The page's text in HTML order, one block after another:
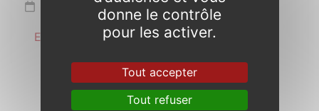
Dimanche 6 décembre de 10h30 à 11h30
En savoir plus
donne le contrôle
pour les activer.
Tout accepter
Tout refuser